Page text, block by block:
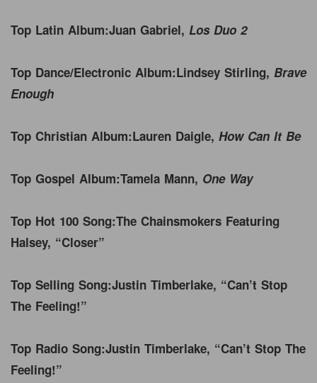
Top Latin Album:Juan Gabriel, Los Duo 2
Top Dance/Electronic Album:Lindsey Stirling, Brave
Enough
Top Christian Album:Lauren Daigle, How Can It Be
Top Gospel Album:Tamela Mann, One Way
Top Hot 100 Song:The Chainsmokers Featuring
Halsey, “Closer”
Top Selling Song:Justin Timberlake, “Can’t Stop
The Feeling!”
Top Radio Song:Justin Timberlake, “Can’t Stop The
Feeling!”